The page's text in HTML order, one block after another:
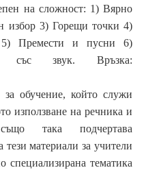
на сложност: 1) Вярно
избор 3) Горещи точки 4)
Премести и пусни 6)
звук. Връзка:
обучение, който служи
използване на речника и
така подчертава
тези материали за учители
специализирана тематика